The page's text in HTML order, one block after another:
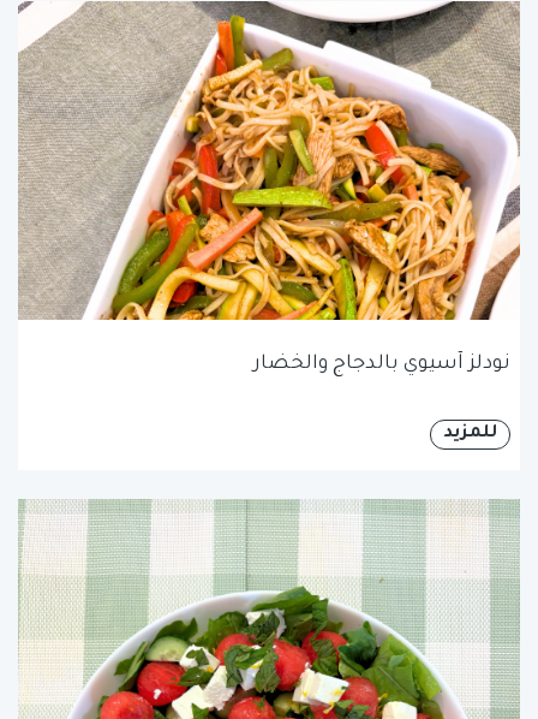
نودلز آسيوي بالدجاج والخضار
للمزيد